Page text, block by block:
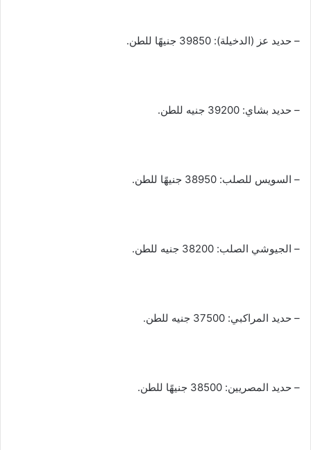
– حديد عز (الدخيلة): 39850 جنيهًا للطن.
– حديد بشاي: 39200 جنيه للطن.
– السويس للصلب: 38950 جنيهًا للطن.
– الجيوشي الصلب: 38200 جنيه للطن.
– حديد المراكبي: 37500 جنيه للطن.
– حديد المصريين: 38500 جنيهًا للطن.